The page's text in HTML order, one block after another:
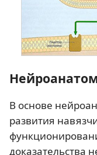
В основе
развития
доказательства